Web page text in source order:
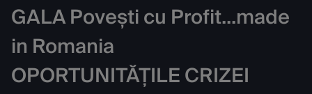
GALA Povești cu Profit...made
in Romania
OPORTUNITĂȚILE CRIZEI